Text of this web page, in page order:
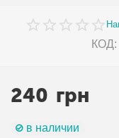
КОД:
240 грн
в наличии